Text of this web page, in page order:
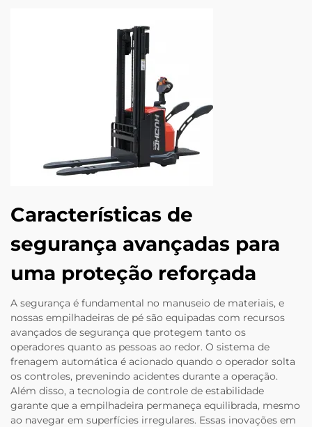
Características de
segurança avançadas para
uma proteção reforçada
A segurança é fundamental no manuseio de materiais, e
nossas empilhadeiras de pé são equipadas com recursos
avançados de segurança que protegem tanto os
operadores quanto as pessoas ao redor. O sistema de
frenagem automática é acionado quando o operador solta
os controles, prevenindo acidentes durante a operação.
Além disso, a tecnologia de controle de estabilidade
garante que a empilhadeira permaneça equilibrada, mesmo
ao navegar em superfícies irregulares. Essas inovações em